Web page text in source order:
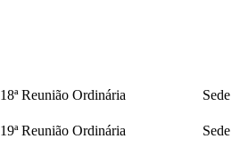
18ª Reunião Ordinária Sede
19ª Reunião Ordinária Sede